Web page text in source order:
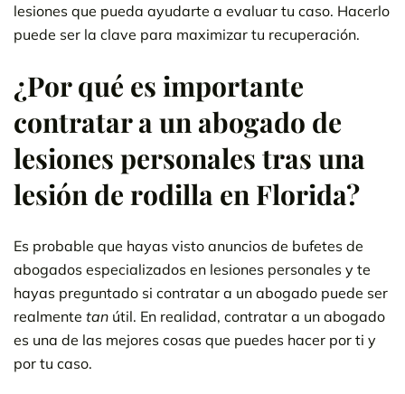
lesiones que pueda ayudarte a evaluar tu caso. Hacerlo
puede ser la clave para maximizar tu recuperación.
¿Por qué es importante
contratar a un abogado de
lesiones personales tras una
lesión de rodilla en Florida?
Es probable que hayas visto anuncios de bufetes de
abogados especializados en lesiones personales y te
hayas preguntado si contratar a un abogado puede ser
realmente tan útil. En realidad, contratar a un abogado
es una de las mejores cosas que puedes hacer por ti y
por tu caso.